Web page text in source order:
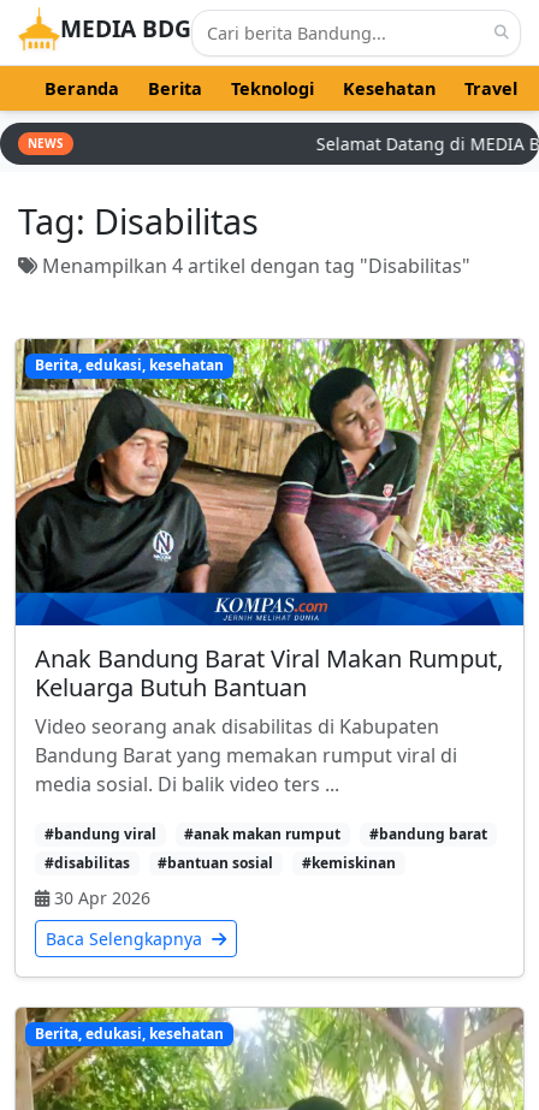
MEDIA BDG
Beranda Berita Teknologi Kesehatan Travel
NEWS Selamat Datang di MEDIA
Tag: Disabilitas
Menampilkan 4 artikel dengan tag "Disabilitas"
Berita, edukasi, kesehatan
Anak Bandung Barat Viral Makan Rumput,
Keluarga Butuh Bantuan
Video seorang anak disabilitas di Kabupaten
Bandung Barat yang memakan rumput viral di
media sosial. Di balik video ters ...
#bandung viral #anak makan rumput
#bandung barat
#disabilitas
#bantuan sosial #kemiskinan
30 Apr 2026
Baca Selengkapnya
Berita, edukasi, kesehatan